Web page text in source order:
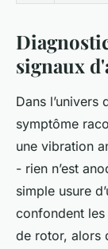
signaux
Dans
symptôme
une vibration
- rien n’est
simple usure
confondent
de rotor, alors